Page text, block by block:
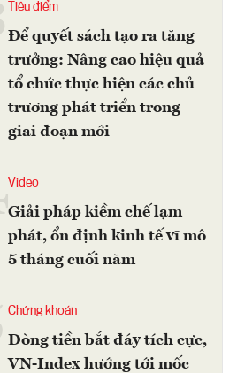
Tiêu điểm
Để quyết sách tạo ra tăng
trưởng: Nâng cao hiệu quả
tổ chức thực hiện các chủ
trương phát triển trong
giai đoạn mới
4Video
Giải pháp kiềm chế lạm
phát, ổn định kinh tế vĩ mô
5 tháng cuối năm
Chứng khoán
Dòng tiền bắt đáy tích cực,
VN-Index hướng tới mốc